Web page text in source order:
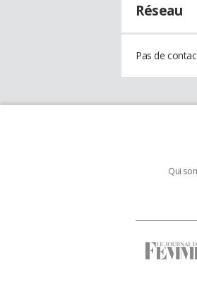
Réseau
Pas de
Qui